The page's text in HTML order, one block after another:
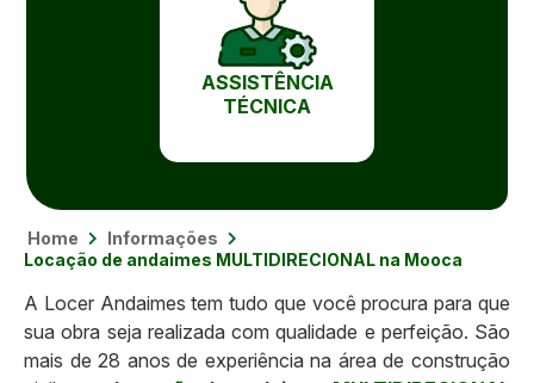
ASSISTÊNCIA
TÉCNICA
Home
Informações
Locação de andaimes MULTIDIRECIONAL na Mooca
A Locer Andaimes tem tudo que você procura para que
sua obra seja realizada com qualidade e perfeição. São
mais de 28 anos de experiência na área de construção